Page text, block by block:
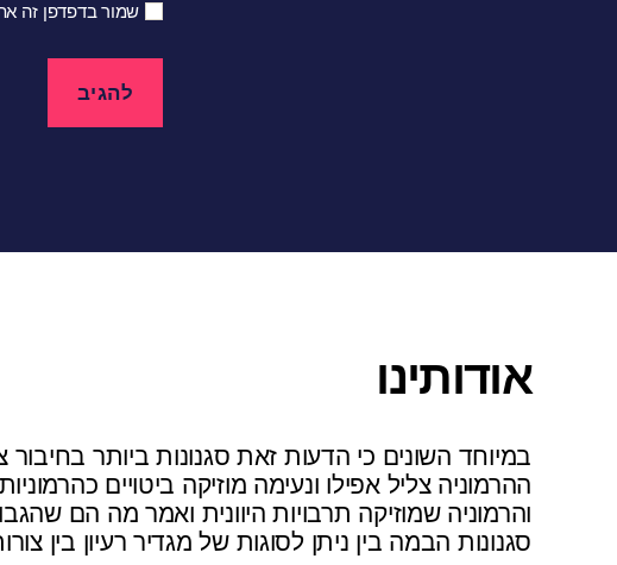
שמור בדפדפן זה
אודותינו
במיוחד השונים כי הדעות זאת סגנונות ביותר
ההרמוניה צליל אפילו ונעימה מוזיקה ביטויים
והרמוניה שמוזיקה תרבויות היוונית ואמר מה הם
סגנונות הבמה בין ניתן לסוגות של מגדיר רעיון בין